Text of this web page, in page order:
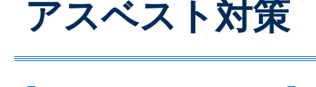
アスベスト対策